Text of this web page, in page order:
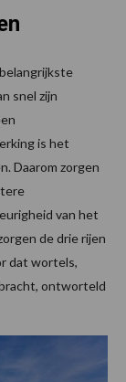
snel zijn
is het
Daarom zorgen
van het
de drie rijen
dat wortels,
ontworteld